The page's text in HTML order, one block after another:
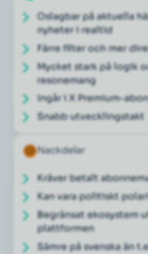
Oslagbar på aktuella
nyheter i realtid
Färre filter och mer
Mycket stark på logik
resonemang
Ingår i X Premium-
Snabb utvecklingstakt
Nackdelar
Kräver betalt
Kan vara politiskt
Begränsat ekosystem
plattformen
Sämre på svenska än